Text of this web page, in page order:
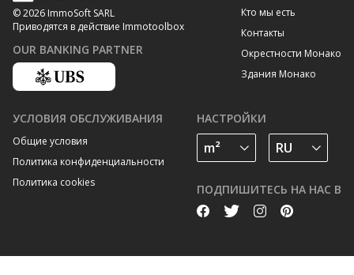
© 2026 ImmoSoft SARL
Приводятся в действие Immotoolbox
OUR BANKING PARTNER
Кто мы есть
Контакты
Окрестности Монако
Здания Монако
УСЛОВИЯ ОБСЛУЖИВАНИЯ
Общие условия
Политика конфиденциальности
Политика cookies
НАСТРОЙКИ
ПОДПИШИТЕСЬ НА НАС В